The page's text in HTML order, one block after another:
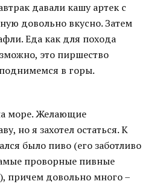
давали кашу артек с
довольно вкусно. Затем
Еда как для похода
это пиршество
в горы.
море. Желающие
но я захотел остаться. К
было пиво (его заботливо
проворные пивные
причем довольно много –